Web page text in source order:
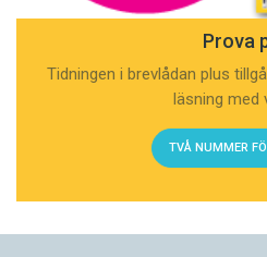
Prova
Tidningen i brevlådan plus
läsning med
TVÅ NUMMER